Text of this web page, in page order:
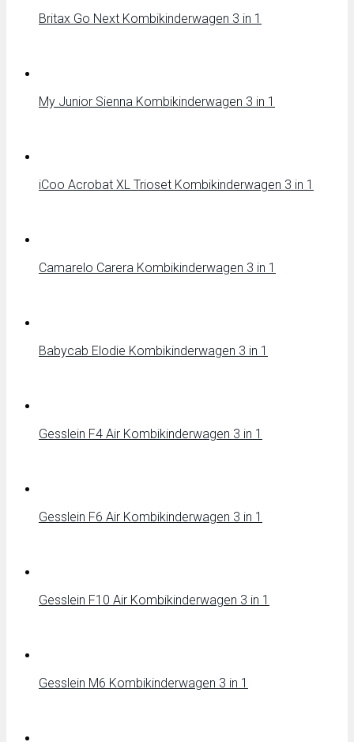
Britax Go Next Kombikinderwagen 3 in 1
My Junior Sienna Kombikinderwagen 3 in 1
iCoo Acrobat XL Trioset Kombikinderwagen 3 in 1
Camarelo Carera Kombikinderwagen 3 in 1
Babycab Elodie Kombikinderwagen 3 in 1
Gesslein F4 Air Kombikinderwagen 3 in 1
Gesslein F6 Air Kombikinderwagen 3 in 1
Gesslein F10 Air Kombikinderwagen 3 in 1
Gesslein M6 Kombikinderwagen 3 in 1